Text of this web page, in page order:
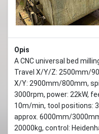
Opis
A CNC universal bed
Travel X/Y/Z: 2500mm/
X/Y: 2900mm/800mm,
3000rpm, power: 22kW,
10m/min, tool positions:
approx. 6000mm/
20000kg, control: